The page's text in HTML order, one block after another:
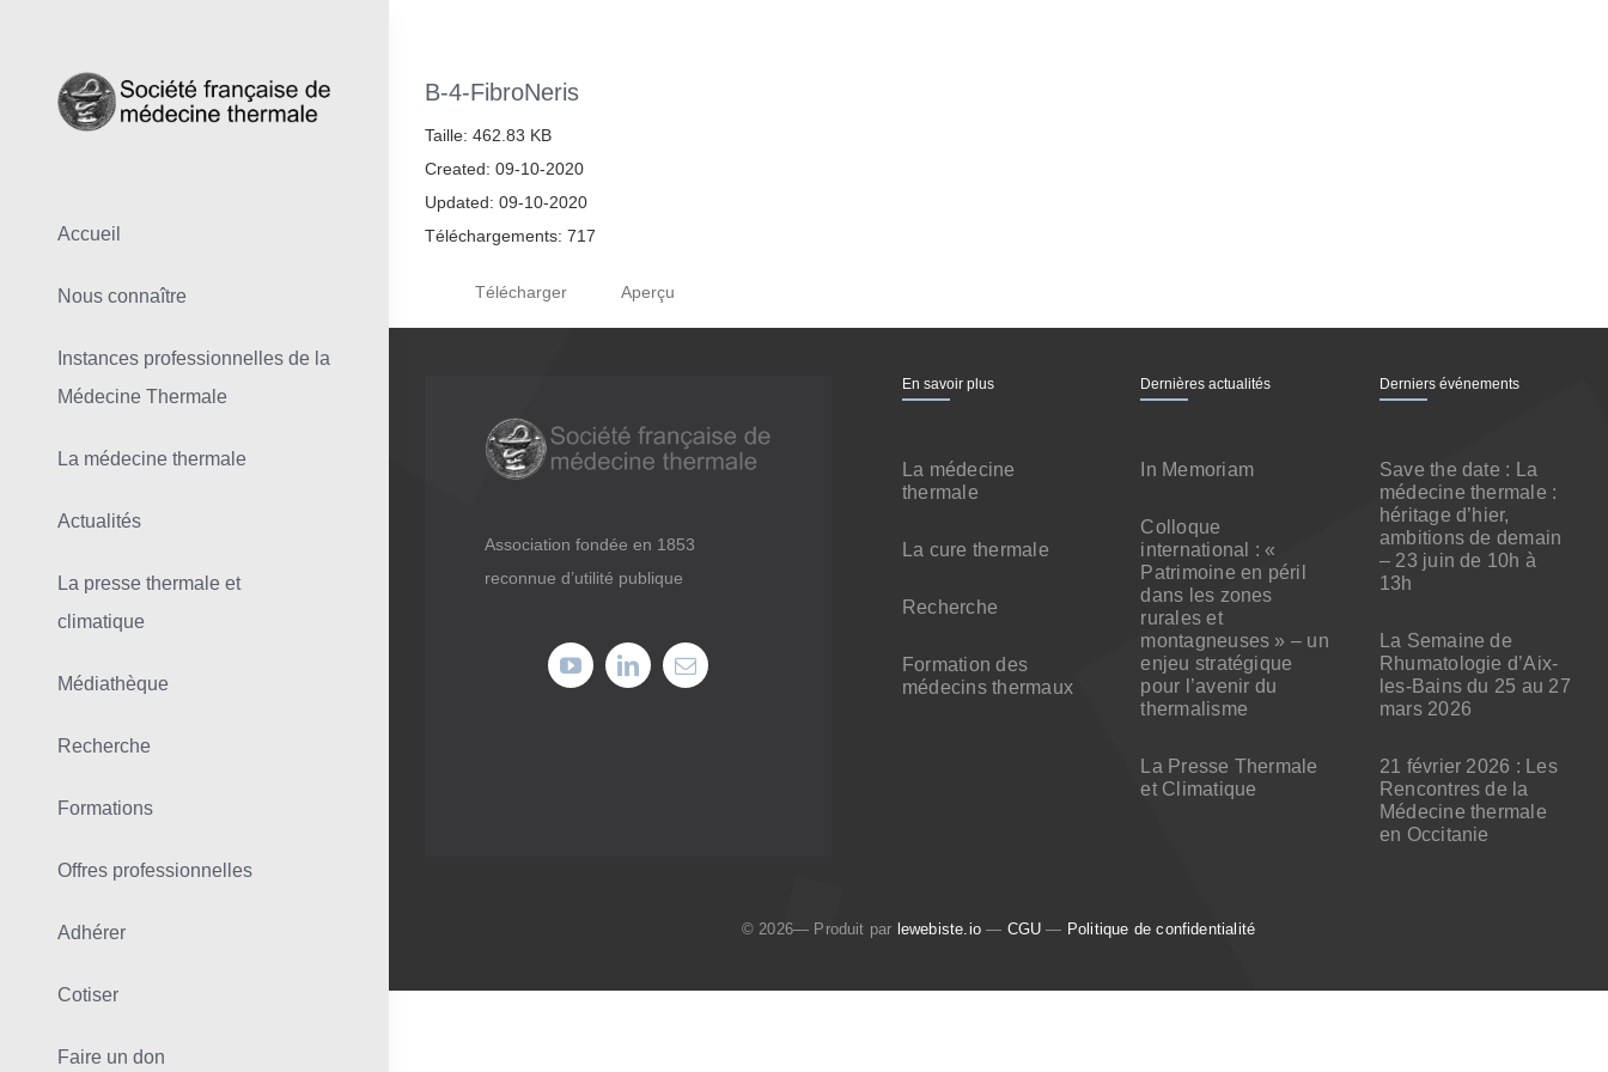
Accueil
Nous connaître
Instances professionnelles de la
Médecine Thermale
La médecine thermale
Actualités
La presse thermale et
climatique
Médiathèque
Recherche
Formations
Offres professionnelles
Adhérer
Cotiser
Faire un don
B-4-FibroNeris
Taille: 462.83 KB
Created: 09-10-2020
Updated: 09-10-2020
Téléchargements: 717
Télécharger Aperçu
Association fondée en 1853
reconnue d’utilité publique
En savoir plus
La médecine
thermale
La cure thermale
Recherche
Formation des
médecins thermaux
Dernières actualités
In Memoriam
Colloque
international : «
Patrimoine en péril
dans les zones
rurales et
montagneuses » – un
enjeu stratégique
pour l’avenir du
thermalisme
La Presse Thermale
et Climatique
Derniers événements
Save the date : La
médecine thermale :
héritage d’hier,
ambitions de demain
– 23 juin de 10h à
13h
La Semaine de
Rhumatologie d’Aix-
les-Bains du 25 au 27
mars 2026
21 février 2026 : Les
Rencontres de la
Médecine thermale
en Occitanie
© 2026— Produit par lewebiste.io — CGU — Politique de confidentialité